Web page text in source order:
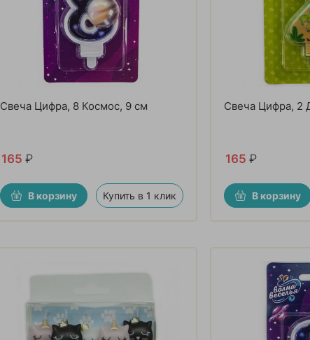
Свеча Цифра, 8 Космос, 9 см
165 ₽
В корзину Купить в 1 клик
Свеча Цифра, 2
165 ₽
В корзину